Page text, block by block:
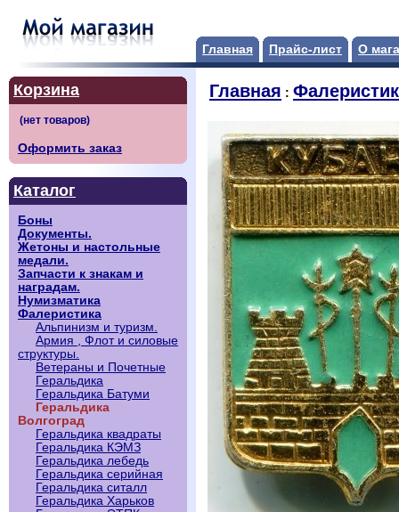
Главная Прайс-лист О
Корзина
Оформить заказ
Каталог
Боны
Документы.
Жетоны и настольные
медали.
Запчасти к знакам и
наградам.
Нумизматика
Фалеристика
Альпинизм и туризм.
Армия , Флот и силовые
структуры.
Ветераны и Почетные
Геральдика
Геральдика Батуми
Геральдика
Волгоград
Геральдика квадраты
Геральдика КЭМЗ
Геральдика лебедь
Геральдика серийная
Геральдика ситалл
Геральдика Харьков
Главная :